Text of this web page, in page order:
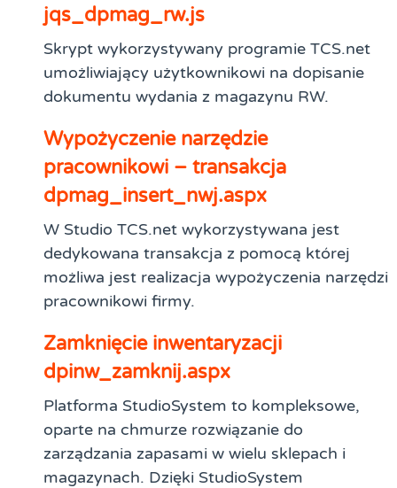
jqs_dpmag_rw.js
Skrypt wykorzystywany programie TCS.net
umożliwiający użytkownikowi na dopisanie
dokumentu wydania z magazynu RW.
Wypożyczenie narzędzie
pracownikowi – transakcja
dpmag_insert_nwj.aspx
W Studio TCS.net wykorzystywana jest
dedykowana transakcja z pomocą której
możliwa jest realizacja wypożyczenia narzędzi
pracownikowi firmy.
Zamknięcie inwentaryzacji
dpinw_zamknij.aspx
Platforma StudioSystem to kompleksowe,
oparte na chmurze rozwiązanie do
zarządzania zapasami w wielu sklepach i
magazynach. Dzięki StudioSystem